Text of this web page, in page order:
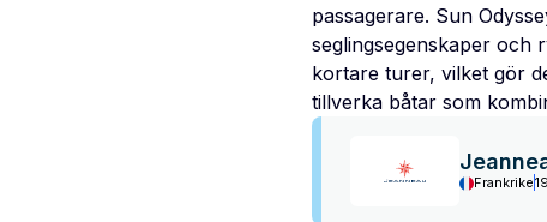
passagerare. Sun
seglingsegenskaper och
kortare turer, vilket gör
tillverka båtar som
Frankrike